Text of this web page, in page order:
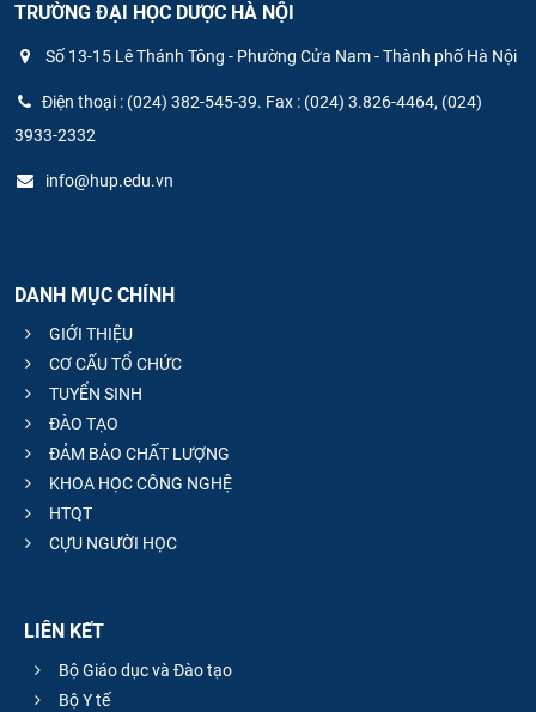
TRƯỜNG ĐẠI HỌC DƯỢC HÀ NỘI
Số 13-15 Lê Thánh Tông - Phường Cửa Nam - Thành phố Hà Nội
Điện thoại : (024) 382-545-39. Fax : (024) 3.826-4464, (024)
3933-2332
info@hup.edu.vn
DANH MỤC CHÍNH
GIỚI THIỆU
CƠ CẤU TỔ CHỨC
TUYỂN SINH
ĐÀO TẠO
ĐẢM BẢO CHẤT LƯỢNG
KHOA HỌC CÔNG NGHỆ
HTQT
CỰU NGƯỜI HỌC
LIÊN KẾT
Bộ Giáo dục và Đào tạo
Bộ Y tế